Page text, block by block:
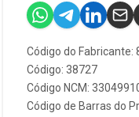
Código do Fabricante:
Código: 38727
Código NCM:
Código de Barras do